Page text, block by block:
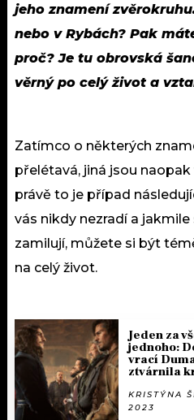
jeho znamení
nebo v Rybách? Pak
proč? Je tu obrovská
věrný po celý život a
Zatímco o některých
přelétavá, jiná jsou naopak
právě to je případ
vás nikdy nezradí a
zamilují, můžete si být
na celý život.
Jeden za
jednoho:
vrací
ztvárnila
KRISTÝNA
2023